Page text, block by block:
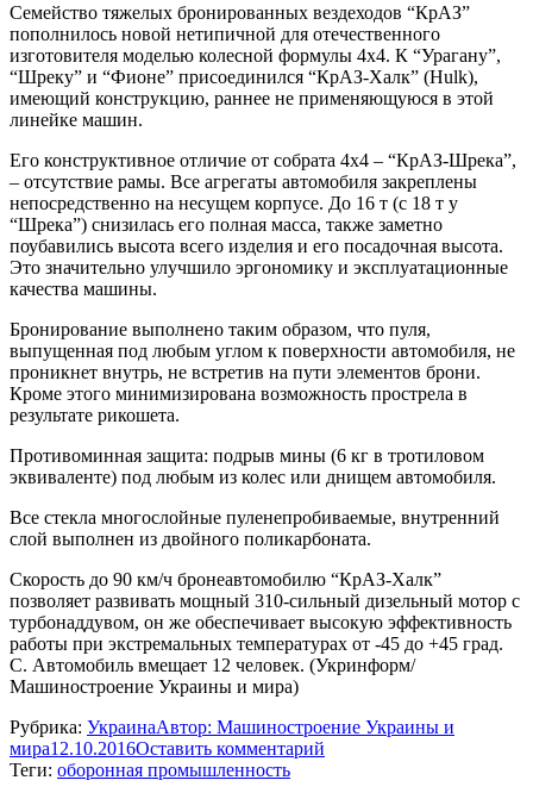
Семейство тяжелых бронированных вездеходов “КрАЗ”
пополнилось новой нетипичной для отечественного
изготовителя моделью колесной формулы 4х4. К “Урагану”,
“Шреку” и “Фионе” присоединился “КрАЗ-Хaлк” (Hulk),
имеющий конструкцию, раннее не применяющуюся в этой
линейке машин.
Его конструктивное отличие от собрата 4х4 – “КрАЗ-Шрека”,
– отсутствие рамы. Все агрегаты автомобиля закреплены
непосредственно на несущем корпусе. До 16 т (с 18 т у
“Шрека”) снизилась его полная масса, также заметно
поубавились высота всего изделия и его посадочная высота.
Это значительно улучшило эргономику и эксплуатационные
качества машины.
Бронирование выполнено таким образом, что пуля,
выпущенная под любым углом к поверхности автомобиля, не
проникнет внутрь, не встретив на пути элементов брони.
Кроме этого минимизирована возможность прострела в
результате рикошета.
Противоминная защита: подрыв мины (6 кг в тротиловом
эквиваленте) под любым из колес или днищем автомобиля.
Все стекла многослойные пуленепробиваемые, внутренний
слой выполнен из двойного поликарбоната.
Скорость до 90 км/ч бронеавтомобилю “КрАЗ-Халк”
позволяет развивать мощный 310-сильный дизельный мотор с
турбонаддувом, он же обеспечивает высокую эффективность
работы при экстремальных температурах от -45 до +45 град.
C. Автомобиль вмещает 12 человек. (Укринформ/
Машиностроение Украины и мира)
Рубрика: УкраинаАвтор: Машиностроение Украины и
мира12.10.2016Оставить комментарий
Теги: оборонная промышленность